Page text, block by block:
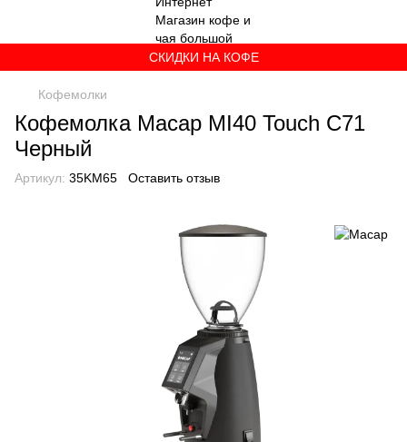
СКИДКИ НА КОФЕ
Кофемолки
Кофемолка Macap MI40 Touch C71
Черный
Артикул: 35KM65 Оставить отзыв